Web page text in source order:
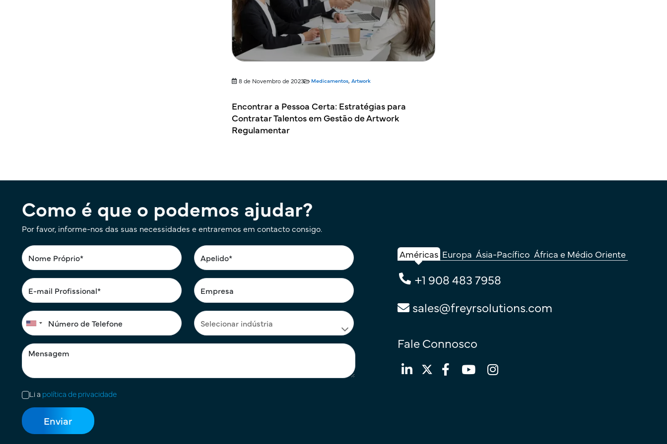
8 de Novembro de 2023 Medicamentos, Artwork
Encontrar a Pessoa Certa: Estratégias para
Contratar Talentos em Gestão de Artwork
Regulamentar
Como é que o podemos ajudar?
Por favor, informe-nos das suas necessidades e entraremos em contacto consigo.
Li a política de privacidade
Américas Europa Ásia-Pacífico África e Médio Oriente
+1 908 483 7958
sales@freyrsolutions.com
Fale Connosco